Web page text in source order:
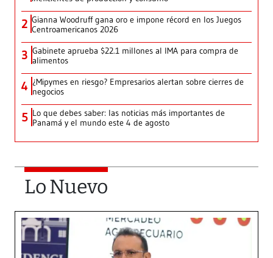
2 Gianna Woodruff gana oro e impone récord en los Juegos
Centroamericanos 2026
3 Gabinete aprueba $22.1 millones al IMA para compra de
alimentos
4 ¿Mipymes en riesgo? Empresarios alertan sobre cierres de
negocios
5 Lo que debes saber: las noticias más importantes de
Panamá y el mundo este 4 de agosto
Lo Nuevo